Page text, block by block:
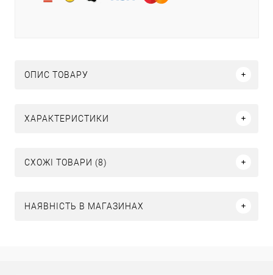
ОПИС ТОВАРУ
ХАРАКТЕРИСТИКИ
СХОЖІ ТОВАРИ (8)
НАЯВНІСТЬ В МАГАЗИНАХ